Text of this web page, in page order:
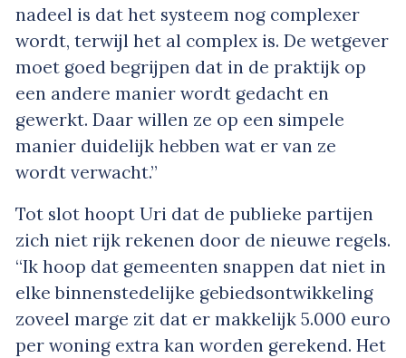
nadeel is dat het systeem nog complexer
wordt, terwijl het al complex is. De wetgever
moet goed begrijpen dat in de praktijk op
een andere manier wordt gedacht en
gewerkt. Daar willen ze op een simpele
manier duidelijk hebben wat er van ze
wordt verwacht.”
Tot slot hoopt Uri dat de publieke partijen
zich niet rijk rekenen door de nieuwe regels.
“Ik hoop dat gemeenten snappen dat niet in
elke binnenstedelijke gebiedsontwikkeling
zoveel marge zit dat er makkelijk 5.000 euro
per woning extra kan worden gerekend. Het